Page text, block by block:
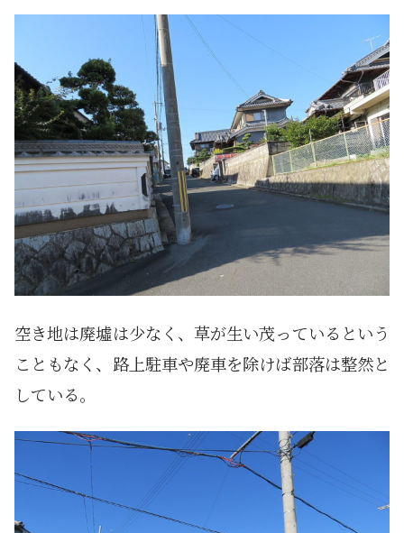
空き地は廃墟は少なく、草が生い茂っているという
こともなく、路上駐車や廃車を除けば部落は整然と
している。